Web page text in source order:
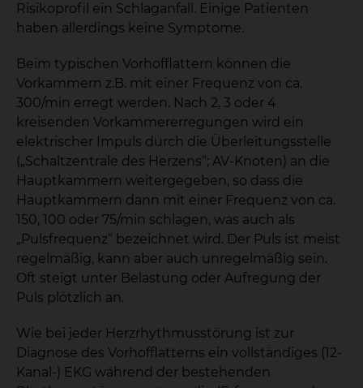
Risikoprofil ein Schlaganfall. Einige Patienten
haben allerdings keine Symptome.
Beim typischen Vorhofflattern können die
Vorkammern z.B. mit einer Frequenz von ca.
300/min erregt werden. Nach 2, 3 oder 4
kreisenden Vorkammererregungen wird ein
elektrischer Impuls durch die Überleitungsstelle
(„Schaltzentrale des Herzens“; AV-Knoten) an die
Hauptkammern weitergegeben, so dass die
Hauptkammern dann mit einer Frequenz von ca.
150, 100 oder 75/min schlagen, was auch als
„Pulsfrequenz“ bezeichnet wird. Der Puls ist meist
regelmäßig, kann aber auch unregelmäßig sein.
Oft steigt unter Belastung oder Aufregung der
Puls plötzlich an.
Wie bei jeder Herzrhythmusstörung ist zur
Diagnose des Vorhofflatterns ein vollständiges (12-
Kanal-) EKG während der bestehenden